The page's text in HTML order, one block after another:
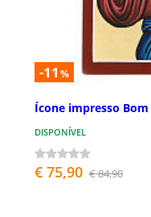
-11 %
Ícone impresso
DISPONÍVEL
€ 75,90 € 84,90